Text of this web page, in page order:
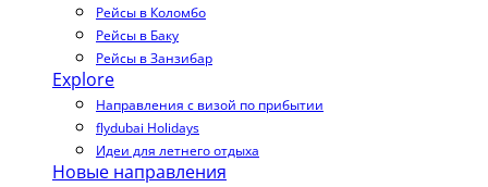
Рейсы в Коломбо
Рейсы в Баку
Рейсы в Занзибар
Explore
Направления с визой по прибытии
flydubai Holidays
Идеи для летнего отдыха
Новые направления